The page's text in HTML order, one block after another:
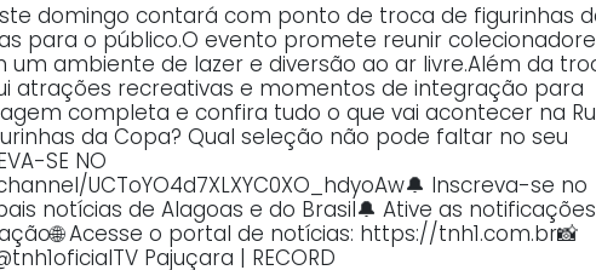
domingo contará com ponto de troca de figurinhas
para o público.O evento promete reunir
ambiente de lazer e diversão ao ar livre.Além da
atrações recreativas e momentos de integração para
completa e confira tudo o que vai acontecer na
da Copa? Qual seleção não pode faltar no seu
SE NO
UCToYO4d7XLXYC0XO_hdyoAw🔔 Inscreva-se no
notícias de Alagoas e do Brasil🔔 Ative as notificações
Acesse o portal de notícias: https://tnh1.com.br📸
Pajuçara | RECORD